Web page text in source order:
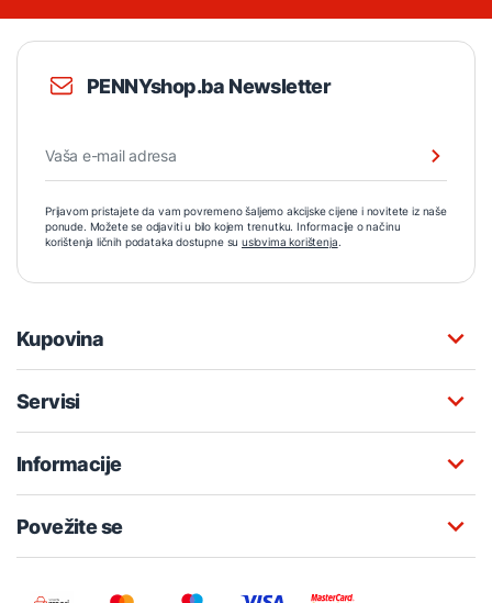
PENNYshop.ba Newsletter
Prijavom pristajete da vam povremeno šaljemo akcijske cijene i novitete iz naše
ponude. Možete se odjaviti u bilo kojem trenutku. Informacije o načinu
korištenja ličnih podataka dostupne su uslovima korištenja.
Kupovina
Servisi
Informacije
Povežite se